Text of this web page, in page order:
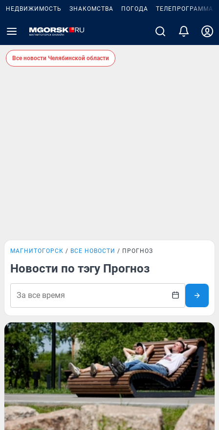
НЕДВИЖИМОСТЬ ЗНАКОМСТВА ПОГОДА ТЕЛЕПРОГРАММА
Все новости Челябинской области
МАГНИТОГОРСК ВСЕ НОВОСТИ ПРОГНОЗ
Новости по тэгу Прогноз